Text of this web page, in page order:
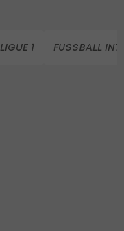
LIGUE 1 FUSSBALL